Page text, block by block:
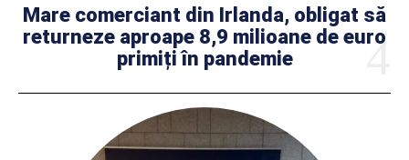
Mare comerciant din Irlanda, obligat să
returneze aproape 8,9 milioane de euro
primiți în pandemie